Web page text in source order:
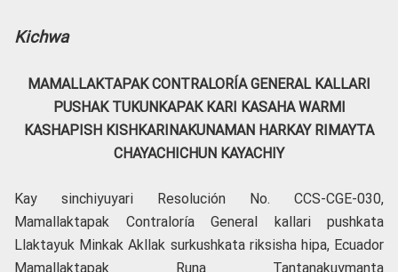
Kichwa
MAMALLAKTAPAK CONTRALORÍA GENERAL KALLARI
PUSHAK TUKUNKAPAK KARI KASAHA WARMI
KASHAPISH KISHKARINAKUNAMAN HARKAY RIMAYTA
CHAYACHICHUN KAYACHIY
Kay sinchiyuyari Resolución No. CCS-CGE-030,
Mamallaktapak Contraloría General kallari pushkata
Llaktayuk Minkak Akllak surkushkata riksisha hipa, Ecuador
Mamallaktapak Runa Tantanakuymanta